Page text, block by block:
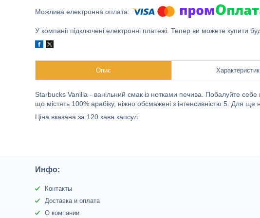
У компанії підключені електронні платежі. Тепер ви можете купити
Опис
Starbucks Vanilla - ванільний смак із нотками печива. Побалуйте
що містять 100% арабіку, ніжно обсмажені з інтенсивністю 5. Для
Ціна вказана за 120 кава капсул
Инфо:
Контакты
Доставка и оплата
О компании